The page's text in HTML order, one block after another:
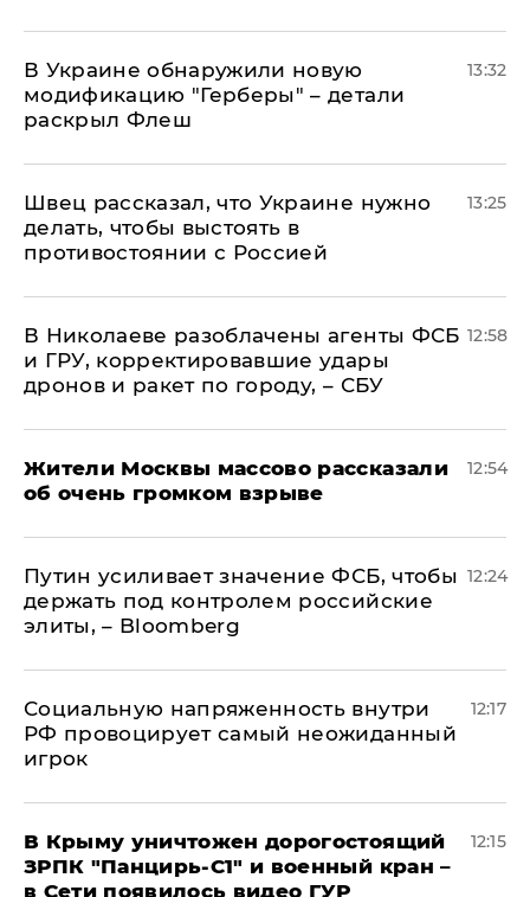
В Украине обнаружили новую
модификацию "Герберы" – детали
раскрыл Флеш
13:32
Швец рассказал, что Украине нужно
делать, чтобы выстоять в
противостоянии с Россией
13:25
В Николаеве разоблачены агенты ФСБ
и ГРУ, корректировавшие удары
дронов и ракет по городу, – СБУ
12:58
Жители Москвы массово рассказали
об очень громком взрыве
12:54
Путин усиливает значение ФСБ, чтобы
держать под контролем российские
элиты, – Bloomberg
12:24
Социальную напряженность внутри
РФ провоцирует самый неожиданный
игрок
12:17
В Крыму уничтожен дорогостоящий
ЗРПК "Панцирь-С1" и военный кран –
в Сети появилось видео ГУР
12:15